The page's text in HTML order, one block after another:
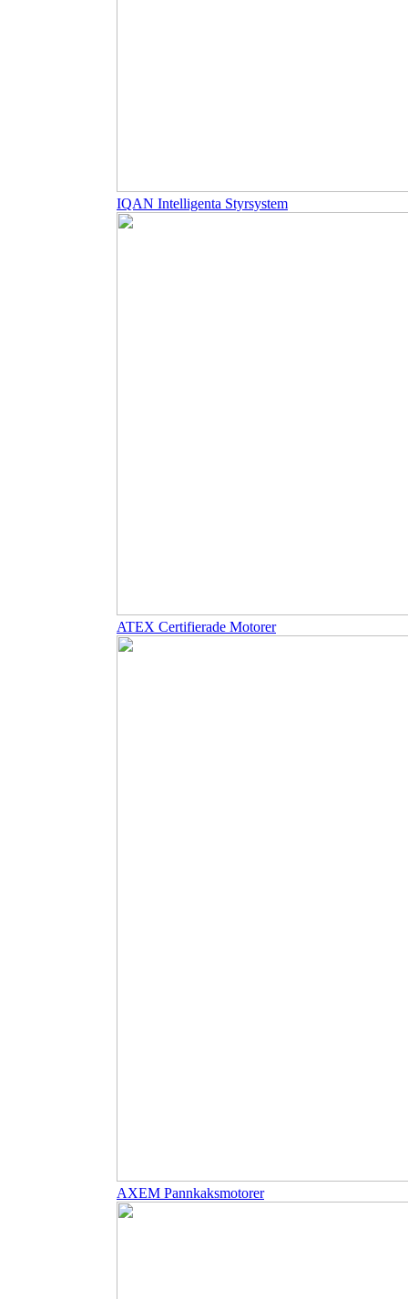
IQAN Intelligenta Styrsystem
ATEX Certifierade Motorer
AXEM Pannkaksmotorer